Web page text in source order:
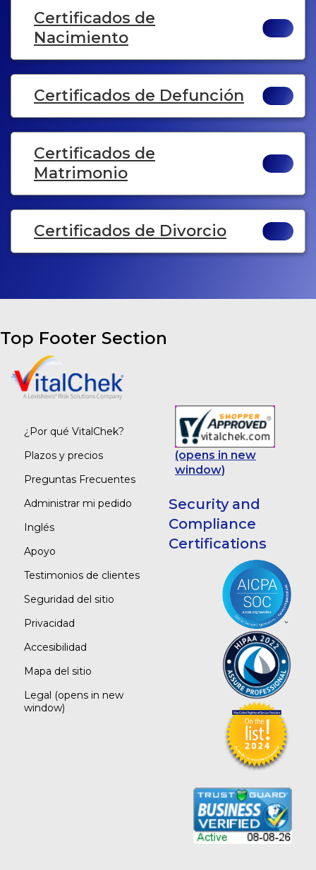
Certificados de
Nacimiento
Certificados de Defunción
Certificados de
Matrimonio
Certificados de Divorcio
Top Footer Section
¿Por qué VitalChek?
Plazos y precios
Preguntas Frecuentes
Administrar mi pedido
Inglés
Apoyo
Testimonios de clientes
Seguridad del sitio
Privacidad
Accesibilidad
Mapa del sitio
Legal (opens in new
window)
(opens in new
window)
Security and
Compliance
Certifications